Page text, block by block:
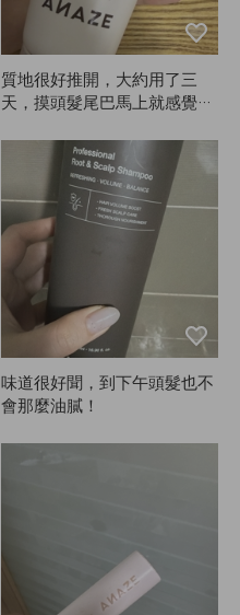
質地很好推開，大約用了三
天，摸頭髮尾巴馬上就感覺變
救星，感謝Kiu！
味道很好聞，到下午頭髮也不
會那麼油膩！